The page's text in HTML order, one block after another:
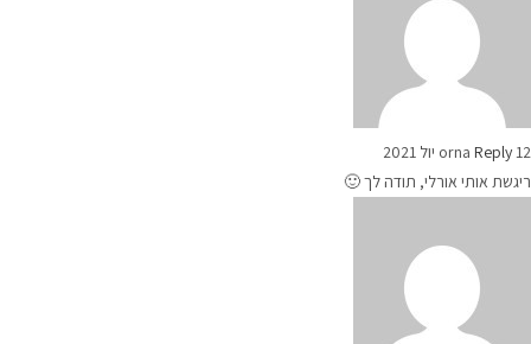
orna Reply12 יול 2021
ריגשת אותי אורלי, תודה לך 🙂